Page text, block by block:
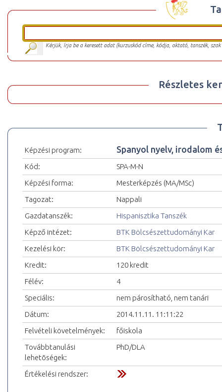
Kérjük, írja be a keresett adat (kurzuskód címe, kódja, oktató, tanszék,
Részletes
Képzési program: Spanyol nyelv, irodalom
Kód:
SPA-M-N
Képzési forma:
Mesterképzés (MA/MSc)
Tagozat:
Nappali
Gazdatanszék:
Hispanisztika Tanszék
Képző intézet:
BTK Bölcsészettudományi Kar
Kezelési kör:
BTK Bölcsészettudományi Kar
Kredit:
120 kredit
Félév:
4
Speciális:
nem párosítható, nem tanári
Dátum:
2014.11.11. 11:11:22
Felvételi követelmények:
főiskola
Továbbtanulási
lehetõségek:
PhD/DLA
Értékelési rendszer: